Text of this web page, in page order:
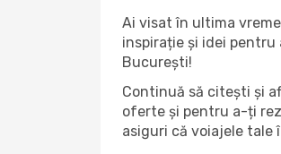
Ai visat în ultima
inspirație și idei pentru
București!
Continuă să citești și
oferte și pentru a-ți
asiguri că voiajele tale